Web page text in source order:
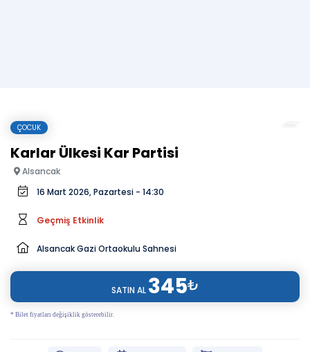
ÇOCUK
Karlar Ülkesi Kar Partisi
Alsancak
16 Mart 2026, Pazartesi - 14:30
Geçmiş Etkinlik
Alsancak Gazi Ortaokulu Sahnesi
SATIN AL 345₺
* Bilet fiyatları değişiklik gösterebilir.